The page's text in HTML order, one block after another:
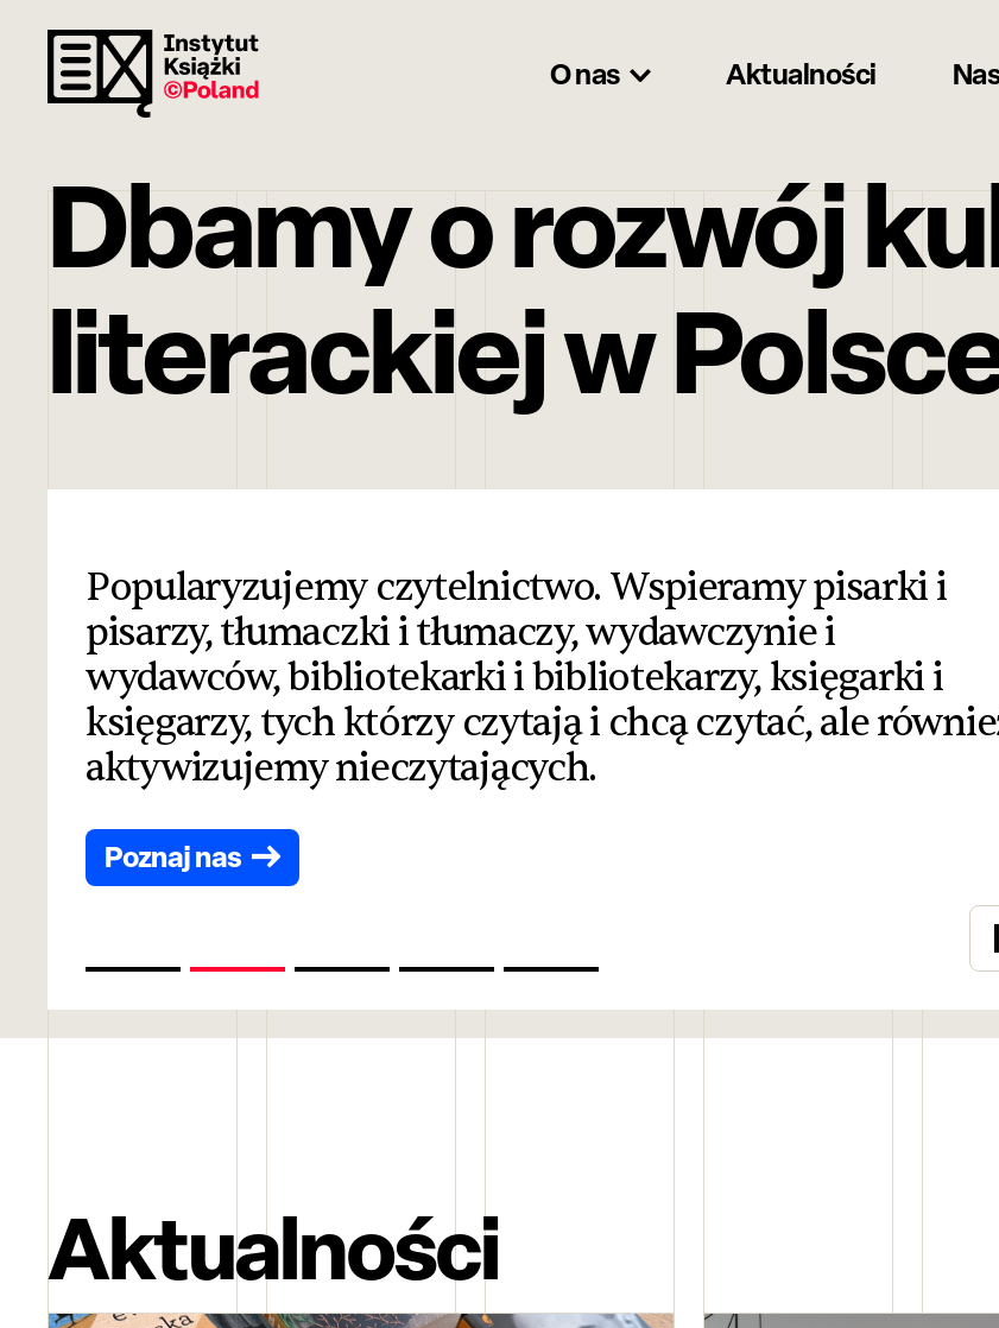
O nas Aktualności
Dbamy o rozwój
literackiej w
Popularyzujemy czytelnictwo. Wspieramy pisarki i
pisarzy, tłumaczki i tłumaczy, wydawczynie i
wydawców, bibliotekarki i bibliotekarzy, księgarki i
księgarzy, tych którzy czytają i chcą czytać, ale
aktywizujemy nieczytających.
Poznaj nas
Aktualności